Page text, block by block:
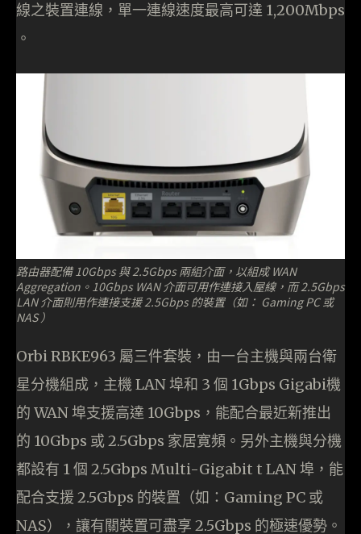
線之裝置連線，單一連線速度最高可達 1,200Mbps
。
路由器配備 10Gbps 與 2.5Gbps 兩組介面，以組成 WAN
Aggregation。10Gbps WAN 介面可用作連接入屋線，而 2.5Gbps
LAN 介面則用作連接支援 2.5Gbps 的裝置（如： Gaming PC 或
NAS ）
Orbi RBKE963 屬三件套裝，由一台主機與兩台衛
星分機組成，主機 LAN 埠和 3 個 1Gbps Gigabi機
的 WAN 埠支援高達 10Gbps，能配合最近新推出
的 10Gbps 或 2.5Gbps 家居寛頻。另外主機與分機
都設有 1 個 2.5Gbps Multi-Gigabit t LAN 埠，能
配合支援 2.5Gbps 的裝置（如：Gaming PC 或
NAS），讓有關裝置可盡享 2.5Gbps 的極速優勢。